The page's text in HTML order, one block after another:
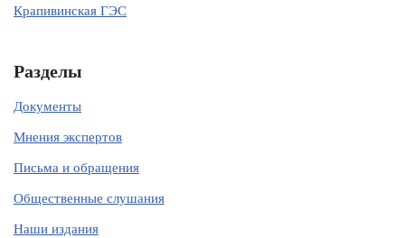
Крапивинская ГЭС
Разделы
Документы
Мнения экспертов
Письма и обращения
Общественные слушания
Наши издания